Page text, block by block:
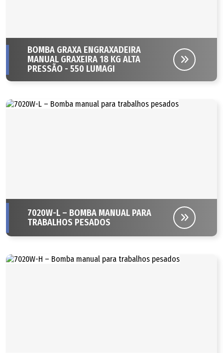
BOMBA GRAXA ENGRAXADEIRA
MANUAL GRAXEIRA 18 KG ALTA
PRESSÃO - 550 LUMAGI
7020W-L – BOMBA MANUAL PARA
TRABALHOS PESADOS